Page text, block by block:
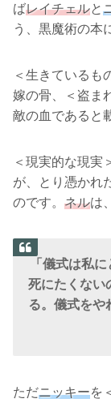
ばレイチェルと
う、黒魔術の本
＜生きているも
嫁の骨、＜盗ま
敵の血であると
＜現実的な現
が、とり憑かれ
のです。 ネルは
「儀式は私
死にたくない
る。儀式をや
ただニッキーを